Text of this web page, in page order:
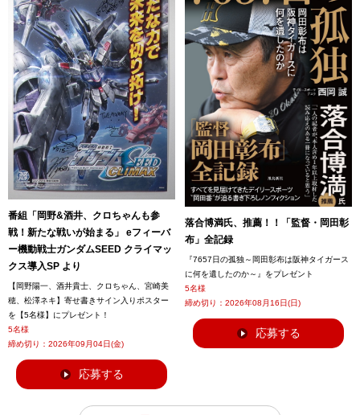
番組「岡野&酒井、クロちゃんも参
戦！新たな戦いが始まる」 eフィーバ
ー機動戦士ガンダムSEED クライマッ
クス導入SP より
【岡野陽一、酒井貴士、クロちゃん、宮崎美
穂、松澤ネキ】寄せ書きサイン入りポスター
を【5名様】にプレゼント！
5名様
締め切り： 2026年09月04日(金)
応募する
落合博満氏、推薦！！「監督・岡田彰
布」全記録
『7657日の孤独～岡田彰布は阪神タイガース
に何を遺したのか～』をプレゼント
5名様
締め切り： 2026年08月16日(日)
応募する